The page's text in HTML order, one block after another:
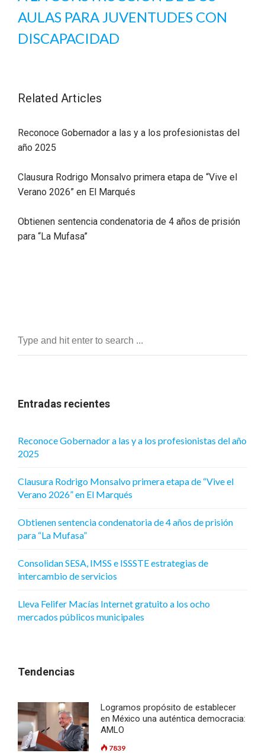
AULAS PARA JUVENTUDES CON
DISCAPACIDAD
Related Articles
Reconoce Gobernador a las y a los profesionistas del
año 2025
Clausura Rodrigo Monsalvo primera etapa de “Vive el
Verano 2026” en El Marqués
Obtienen sentencia condenatoria de 4 años de prisión
para “La Mufasa”
Entradas recientes
Reconoce Gobernador a las y a los profesionistas del año
2025
Clausura Rodrigo Monsalvo primera etapa de “Vive el
Verano 2026” en El Marqués
Obtienen sentencia condenatoria de 4 años de prisión
para “La Mufasa”
Consolidan SESA, IMSS e ISSSTE estrategias de
intercambio de servicios
Lleva Felifer Macías Internet gratuito a los ocho
mercados públicos municipales
Tendencias
Logramos propósito de establecer
en México una auténtica democracia:
AMLO
7839